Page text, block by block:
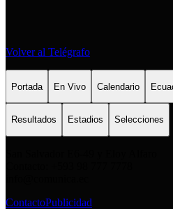
Volver al Telégrafo
Portada En Vivo Calendario
Resultados Estadios Selecciones
ContactoPublicidad